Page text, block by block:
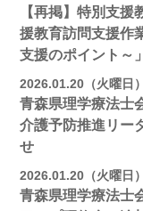
【再掲】特別支
援教育訪問支援作
支援のポイント～
2026.01.20（火曜日）
青森県理学療法士
介護予防推進リー
せ
2026.01.20（火曜日）
青森県理学療法士